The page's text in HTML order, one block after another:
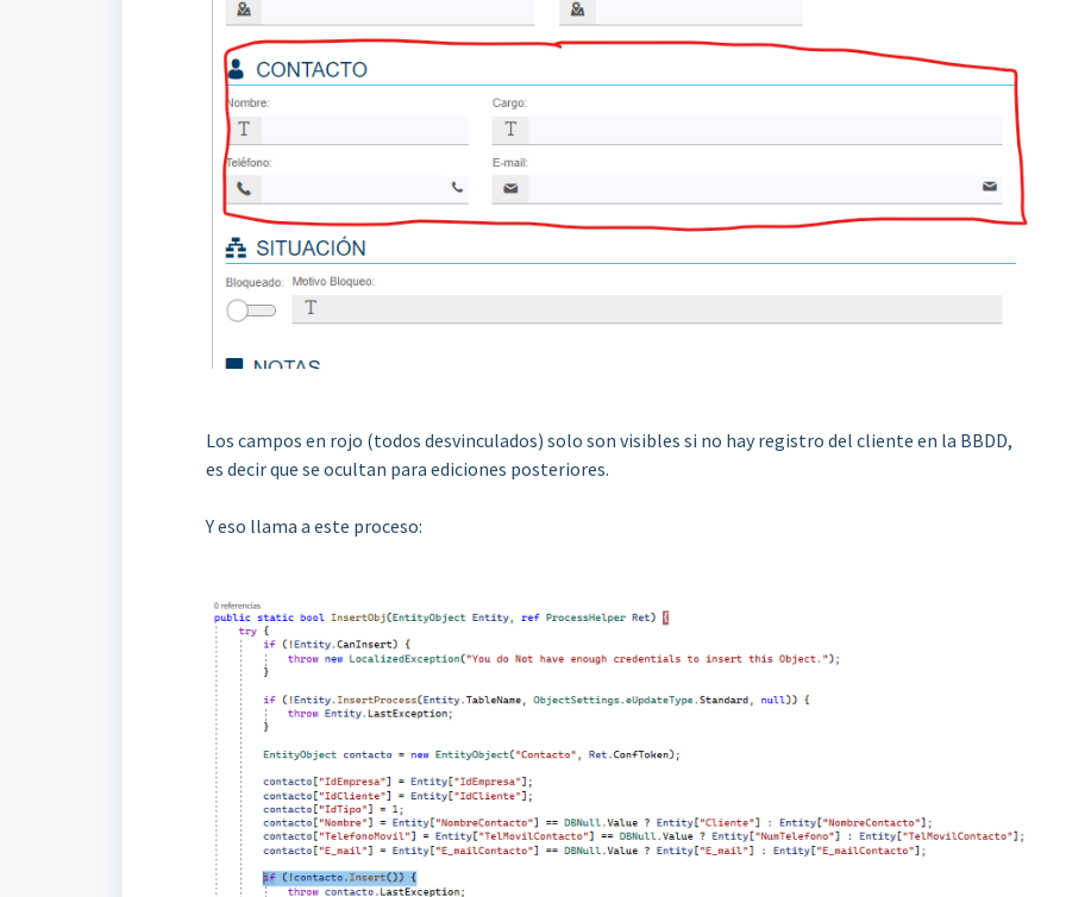
Los campos en rojo (todos desvinculados) solo son visibles si no hay registro del cliente en la BBDD,
es decir que se ocultan para ediciones posteriores.
Y eso llama a este proceso: